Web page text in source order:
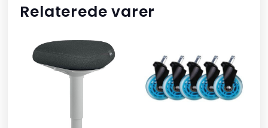
Relaterede varer